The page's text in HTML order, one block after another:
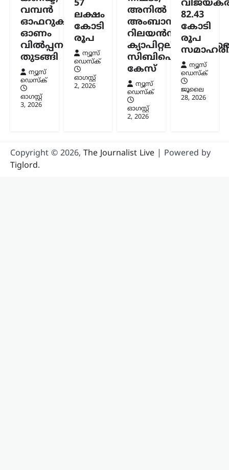
വമ്പൻ
ഓഫറുകളുമായി
ഓണം
വിൽപ്പന
തുടങ്ങി
ന്യൂസ്
ഡെസ്ക്
ഓഗസ്റ്റ്‌
3, 2026
57
ലക്ഷം
കോടി
രൂപ
ന്യൂസ്
ഡെസ്ക്
ഓഗസ്റ്റ്‌
2, 2026
അനിൽ
അംബാനിക്കും
റിലയൻസ്
സിബിഐ
കേസ്
ന്യൂസ്
ഡെസ്ക്
ഓഗസ്റ്റ്‌
2, 2026
82.43
കോടി
രൂപ
ന്യൂസ്
ഡെസ്ക്
ജൂലൈ
28, 2026
Copyright © 2026, The Journalist Live | Powered by
Tiglord.